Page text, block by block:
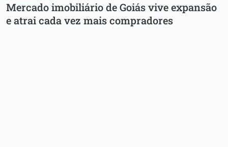
Mercado imobiliário de Goiás vive expansão
e atrai cada vez mais compradores